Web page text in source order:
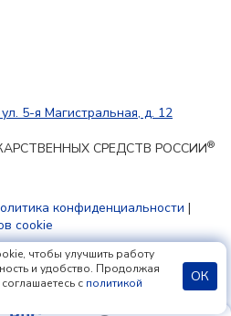
5-я Магистральная, д. 12
СРЕДСТВ РОССИИ®
конфиденциальности |
cookie
18+
чтобы улучшить работу
и удобство. Продолжая
с политикой
ОК